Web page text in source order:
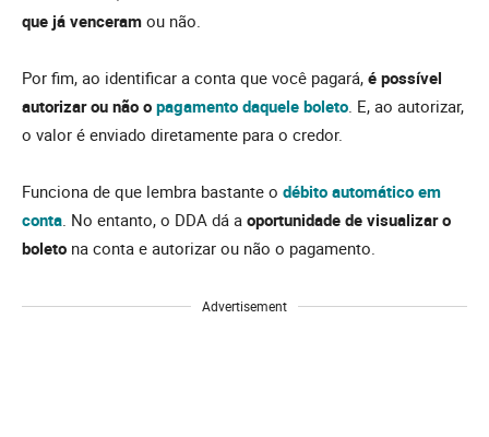
que já venceram ou não.
Por fim, ao identificar a conta que você pagará, é possível
autorizar ou não o pagamento daquele boleto . E, ao autorizar,
o valor é enviado diretamente para o credor.
Funciona de que lembra bastante o débito automático em
conta . No entanto, o DDA dá a oportunidade de visualizar o
boleto na conta e autorizar ou não o pagamento.
Advertisement